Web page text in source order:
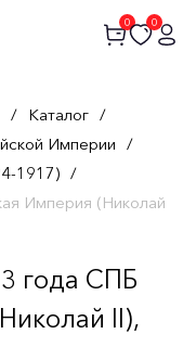
0 0
/ Каталог /
Империи /
1917) /
Империя (Николай
года СПБ
II),